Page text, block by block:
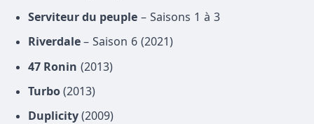
Serviteur du peuple – Saisons 1 à 3
Riverdale – Saison 6 (2021)
47 Ronin (2013)
Turbo (2013)
Duplicity (2009)